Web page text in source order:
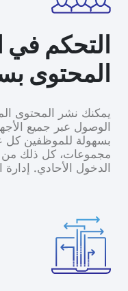
التحكم
المحتوى
يمكنك نشر المحتوى
الوصول عبر جميع
بسهولة للموظفين كل
مجموعات، كل ذلك من
الدخول الأحادي.